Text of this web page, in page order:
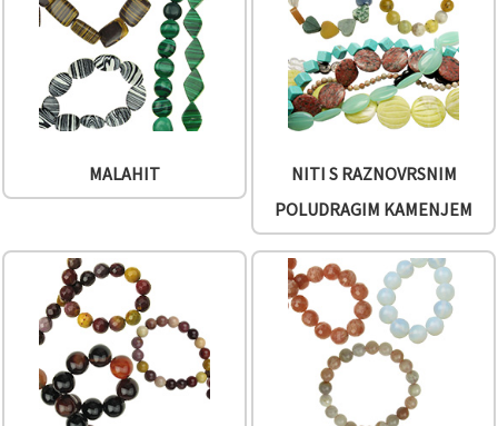
MALAHIT
NITI S RAZNOVRSNIM
POLUDRAGIM KAMENJEM